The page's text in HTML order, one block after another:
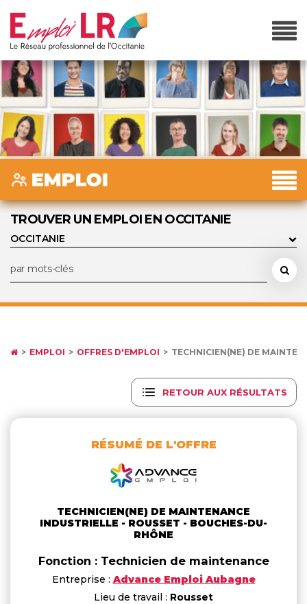
TROUVER UN EMPLOI EN OCCITANIE
EMPLOI OFFRES D'EMPLOI TECHNICIEN(NE) DE
RETOUR AUX RÉSULTATS
RÉSUMÉ DE L'OFFRE
TECHNICIEN(NE) DE MAINTENANCE
INDUSTRIELLE - ROUSSET - BOUCHES-DU-
RHÔNE
Fonction : Technicien de maintenance
Entreprise : Advance Emploi Aubagne
Lieu de travail : Rousset